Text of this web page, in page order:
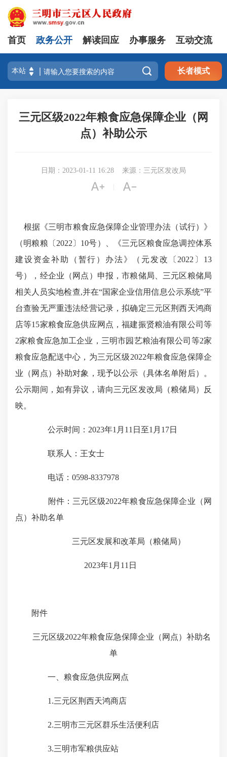
首页 政务公开 解读回应 办事服务 互动交流
 长者模式
三元区级2022年粮食应急保障企业（网
点）补助公示
日期：2023-01-11 16:28 来源：三元区发改局
 
根据《三明市粮食应急保障企业管理办法（试行）》
（明粮粮〔 2022 〕 10号）、
《三元区粮食应急调控体系
建设资金补助（暂行）办法》
（ 元发改〔 2022 〕 13
号），经企业（网点）申报，市粮储局、三元区粮储局
相关人员实地检查,并在“国家企业信用信息公示系统”平
台查验无严重违法经营记录，拟确定三元区荆西天鸿商
店等15家粮食应急供应网点，福建振贤粮油有限公司等
2家粮食应急加工企业，三明市园艺粮油有限公司等2家
粮食应急配送中心，为三元区级2022年粮食应急保障企
业（网点）补助对象，现予以公示（具体名单附后）。
公示期间，如有异议，请向三元区发改局（粮储局）反
映。
公示时间： 2023年1 月 11 日至1 月 17日
联系人：王女士
电话： 0598-8337978
附件：三元区级2022年粮食应急保障企业（网
点）补助名单
三元区发展和改革局（粮储局）
2023年1 月 11 日
附件
三元区级2022年粮食应急保障企业（网点）补助名
单
一、粮食应急供应网点
1.三元区荆西天鸿商店
2.三明市三元区群乐生活便利店
3.三明市军粮供应站